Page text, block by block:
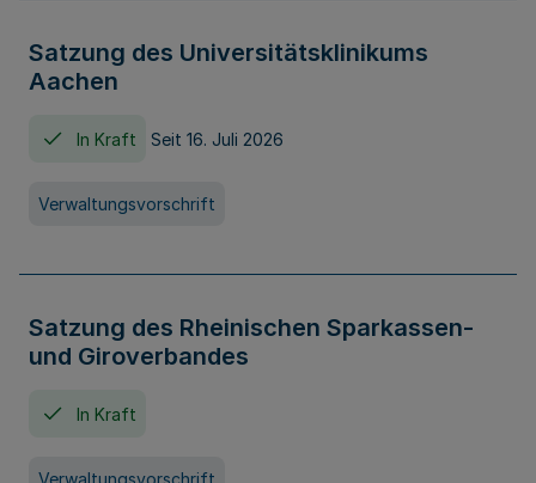
Satzung des Universitätsklinikums
Aachen
In Kraft Seit 16. Juli 2026
Verwaltungsvorschrift
Satzung des Rheinischen Sparkassen-
und Giroverbandes
In Kraft
Verwaltungsvorschrift